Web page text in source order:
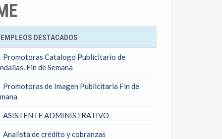
EMPLEOS DESTACADOS
Promotoras Catalogo Publicitario de
Fin de Semana
Promotoras de Imagen Publicitaria Fin de
ASISTENTE ADMINISTRATIVO
Analista de crédito y cobranzas